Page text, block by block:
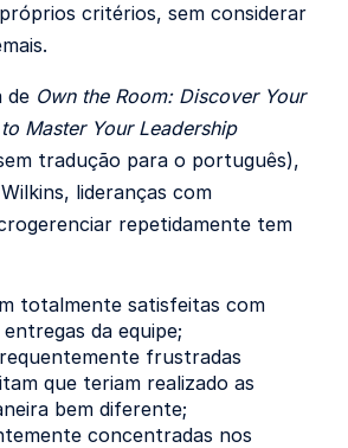
critérios, sem considerar
de Own the Room: Discover Your
Master Your Leadership
tradução para o português),
lideranças com
repetidamente tem
totalmente satisfeitas com
da equipe;
frustradas
que teriam realizado as
bem diferente;
concentradas nos